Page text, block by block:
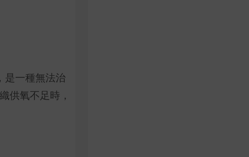
是一種無法治
供氧不足時，